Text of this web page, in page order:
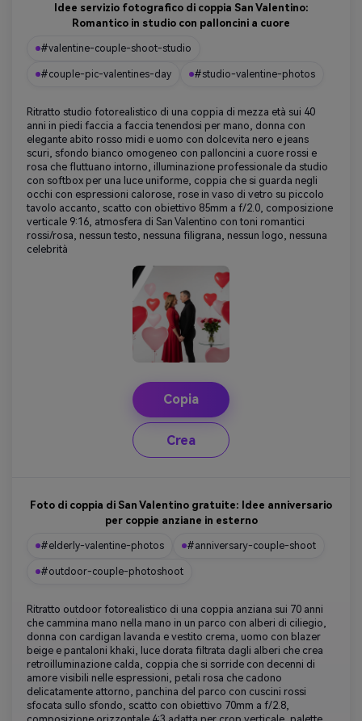
Idee servizio fotografico di coppia San Valentino:
Romantico in studio con palloncini a cuore
#valentine-couple-shoot-studio
#couple-pic-valentines-day #studio-valentine-photos
Ritratto studio fotorealistico di una coppia di mezza età sui 40
anni in piedi faccia a faccia tenendosi per mano, donna con
elegante abito rosso midi e uomo con dolcevita nero e jeans
scuri, sfondo bianco omogeneo con palloncini a cuore rossi e
rosa che fluttuano intorno, illuminazione professionale da studio
con softbox per una luce uniforme, coppia che si guarda negli
occhi con espressioni calorose, rose in vaso di vetro su piccolo
tavolo accanto, scatto con obiettivo 85mm a f/2.0, composizione
verticale 9:16, atmosfera di San Valentino con toni romantici
rossi/rosa, nessun testo, nessuna filigrana, nessun logo, nessuna
celebrità
Copia
Crea
Foto di coppia di San Valentino gratuite: Idee anniversario
per coppie anziane in esterno
#elderly-valentine-photos #anniversary-couple-shoot
#outdoor-couple-photoshoot
Ritratto outdoor fotorealistico di una coppia anziana sui 70 anni
che cammina mano nella mano in un parco con alberi di ciliegio,
donna con cardigan lavanda e vestito crema, uomo con blazer
beige e pantaloni khaki, luce dorata filtrata dagli alberi che crea
retroilluminazione calda, coppia che si sorride con decenni di
amore visibili nelle espressioni, petali rosa che cadono
delicatamente attorno, panchina del parco con cuscini rossi
sfocata sullo sfondo, scatto con obiettivo 70mm a f/2.8,